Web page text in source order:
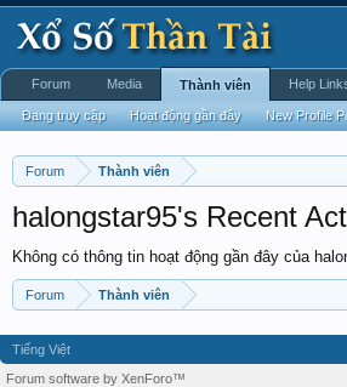
Forum Thành viên
halongstar95's Recent
Không có thông tin hoạt động gần đây của
Forum Thành viên
Forum Media Thành viên
Đang truy cập Hoạt động gần đây New Profile
Help
Tiếng Việt
Forum software by XenForo™